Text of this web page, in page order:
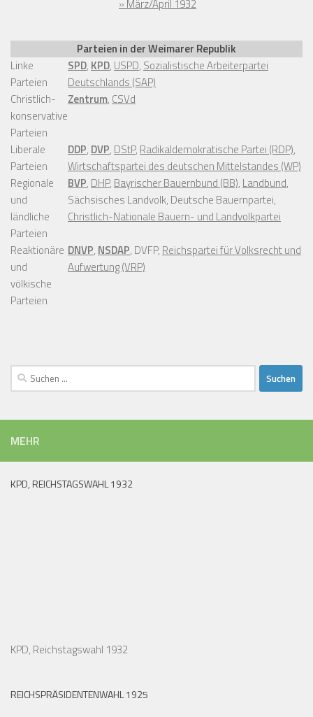
» März/April 1932
Parteien in der Weimarer Republik
Linke
Parteien
SPD, KPD, USPD, Sozialistische Arbeiterpartei
Deutschlands (SAP)
Christlich-
konservative
Parteien
Zentrum, CSVd
Liberale
Parteien
DDP, DVP, DStP, Radikaldemokratische Partei (RDP),
Wirtschaftspartei des deutschen Mittelstandes (WP)
Regionale
und
ländliche
Parteien
BVP, DHP, Bayrischer Bauernbund (BB), Landbund,
Sächsisches Landvolk, Deutsche Bauernpartei,
Christlich-Nationale Bauern- und Landvolkpartei
Reaktionäre
und
völkische
Parteien
DNVP, NSDAP, DVFP, Reichspartei für Volksrecht und
Aufwertung (VRP)
Suchen
nach:
MEHR
KPD, REICHSTAGSWAHL 1932
KPD, Reichstagswahl 1932
REICHSPRÄSIDENTENWAHL 1925